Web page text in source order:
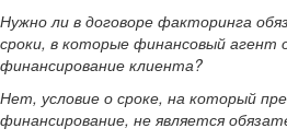
Нужно ли в договоре факторинга
сроки, в которые финансовый агент
финансирование клиента?
Нет, условие о сроке, на который
финансирование, не является